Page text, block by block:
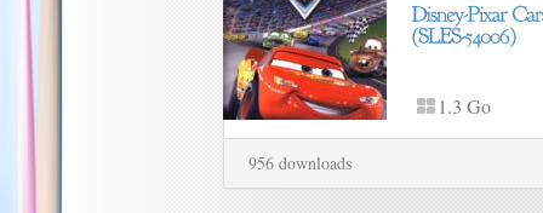
1.3 Go
956 downloads